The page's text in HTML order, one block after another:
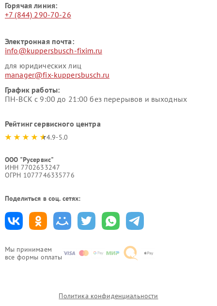
Мы принимаем
все формы оплаты
Горячая линия:
+7 (844) 290-70-26
Электронная почта:
info@kuppersbusch-fixim.ru
для юридических лиц
manager@fix-kuppersbusch.ru
График работы:
ПН-ВСК с 9:00 до 21:00 без перерывов и выходных
Рейтинг сервисного центра
4.9-5.0
ООО "Русервис"
ИНН 7702633247
ОГРН 1077746335776
Поделиться в соц. сетях:
Политика конфиденциальности